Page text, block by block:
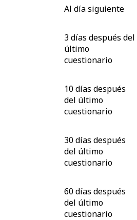
Al día siguiente
3 días después del
último
cuestionario
10 días después
del último
cuestionario
30 días después
del último
cuestionario
60 días después
del último
cuestionario